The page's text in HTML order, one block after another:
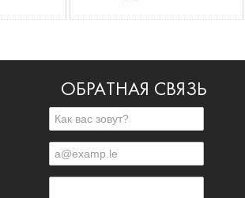
ОБРАТНАЯ СВЯЗЬ